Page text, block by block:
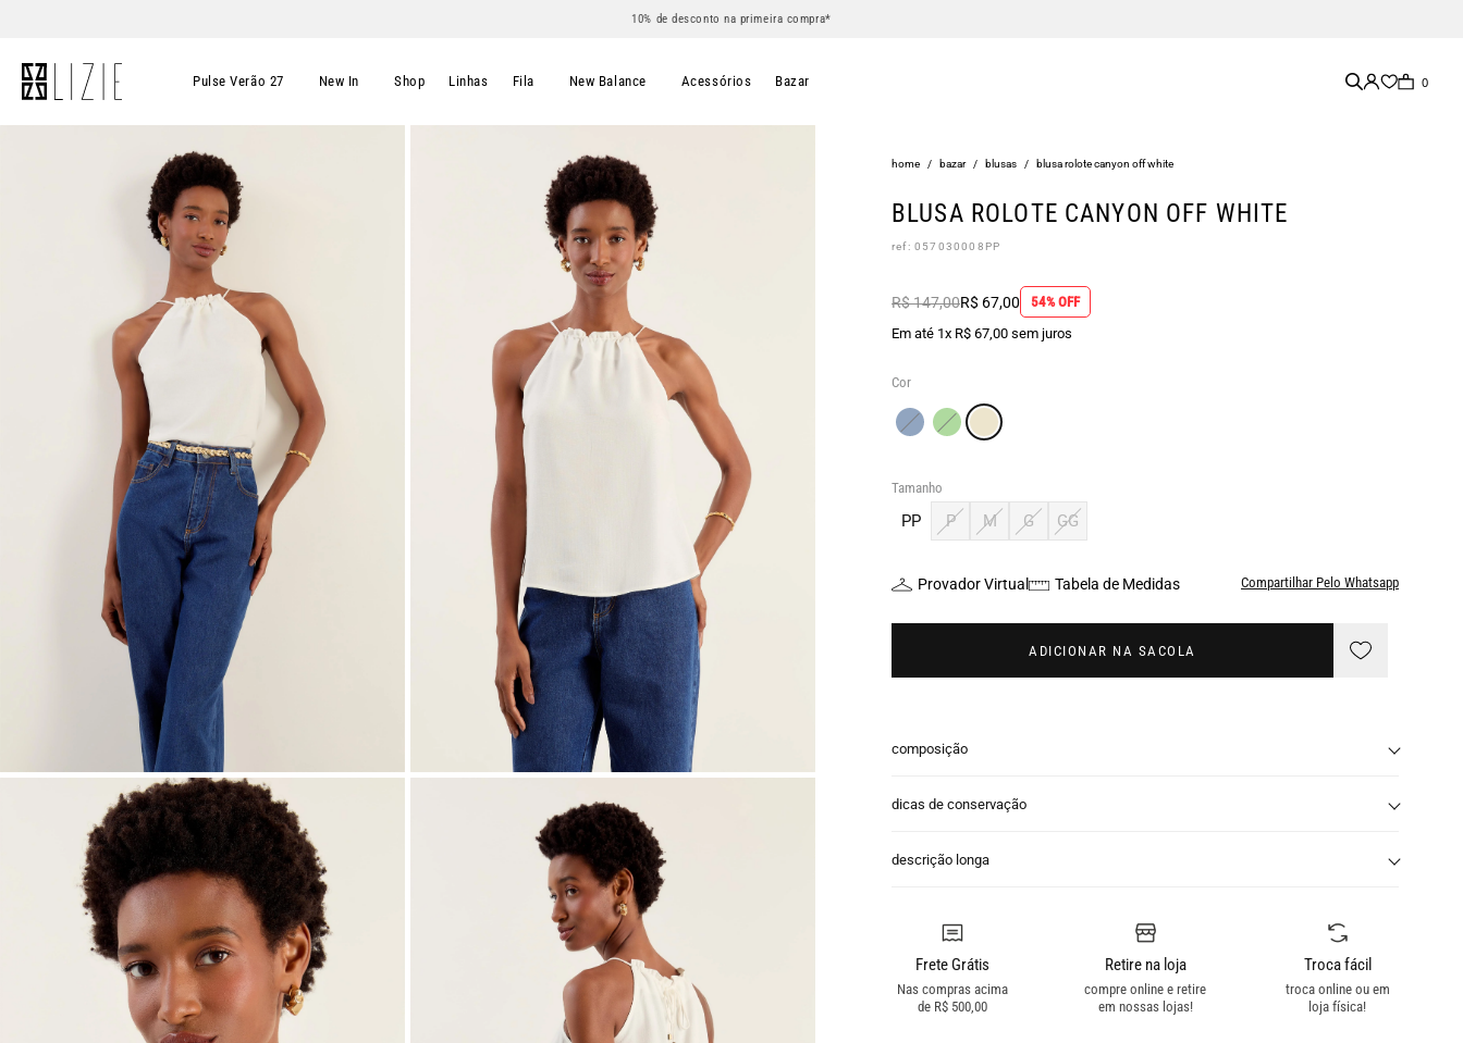
10% de desconto na primeira compra*
0
Pulse Verão 27 New In Shop Linhas Fila New Balance Acessórios Bazar
home / bazar / blusas / blusa rolote canyon off white
BLUSA ROLOTE CANYON OFF WHITE
ref: 057030008PP
R$ 147,00R$ 67,00
54% OFF
Em até 1x R$ 67,00 sem juros
Cor
Tamanho
PP P M G GG
Provador Virtual Tabela de Medidas Compartilhar Pelo Whatsapp
ADICIONAR NA SACOLA
composição
dicas de conservação
descrição longa
Frete Grátis
Nas compras acima
de R$ 500,00
Retire na loja
compre online e retire
em nossas lojas!
Troca fácil
troca online ou em
loja física!